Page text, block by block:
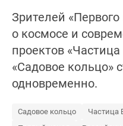
Зрителей
о космосе и
проектов
«Садовое кольцо»
одновременно.
Садовое кольцо
Частица